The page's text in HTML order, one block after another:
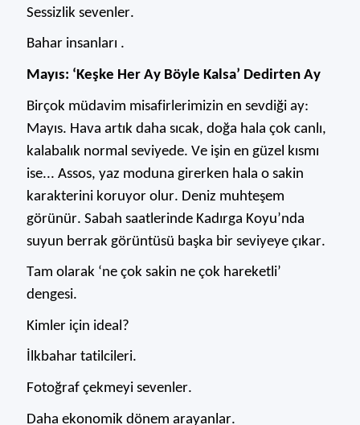
Sessizlik sevenler.
Bahar insanları .
Mayıs: ‘Keşke Her Ay Böyle Kalsa’ Dedirten Ay
Birçok müdavim misafirlerimizin en sevdiği ay:
Mayıs. Hava artık daha sıcak, doğa hala çok canlı,
kalabalık normal seviyede. Ve işin en güzel kısmı
ise... Assos, yaz moduna girerken hala o sakin
karakterini koruyor olur. Deniz muhteşem
görünür. Sabah saatlerinde Kadırga Koyu’nda
suyun berrak görüntüsü başka bir seviyeye çıkar.
Tam olarak ‘ne çok sakin ne çok hareketli’
dengesi.
Kimler için ideal?
İlkbahar tatilcileri.
Fotoğraf çekmeyi sevenler.
Daha ekonomik dönem arayanlar.